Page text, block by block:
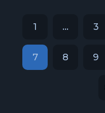
1 ... 3
7 8 9